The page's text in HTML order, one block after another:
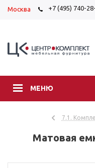
Москва +7 (495) 740-
МЕНЮ
7.1.
Матовая